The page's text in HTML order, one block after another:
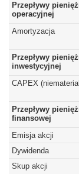
Przepływy
operacyjnej
Amortyzacja
Przepływy
inwestycyjnej
CAPEX
Przepływy
finansowej
Emisja akcji
Dywidenda
Skup akcji